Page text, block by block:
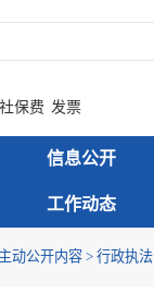
社保费 发票
信息公开
工作动态
动公开内容 > 行政执法